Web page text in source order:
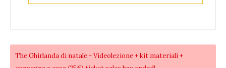
TheGhirlanda di natale - Videolezione + kit materiali +